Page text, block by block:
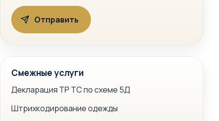
Смежные услуги
Декларация ТР ТС по схеме 5Д
Штрихкодирование одежды